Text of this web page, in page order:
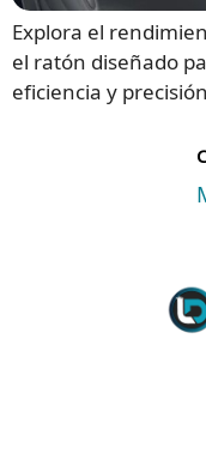
Explora el
el ratón diseñado
eficiencia y